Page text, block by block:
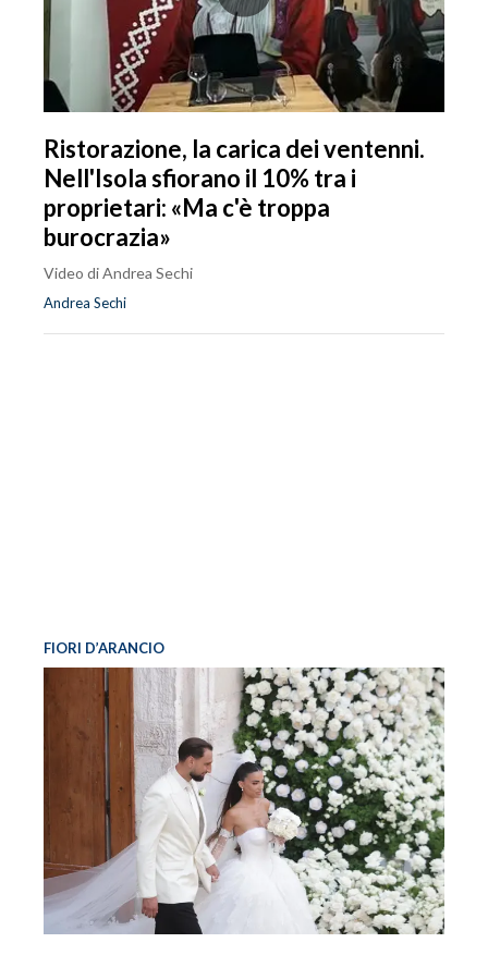
Ristorazione, la carica dei ventenni.
Nell'Isola sfiorano il 10% tra i
proprietari: «Ma c'è troppa
burocrazia»
Video di Andrea Sechi
Andrea Sechi
FIORI D’ARANCIO